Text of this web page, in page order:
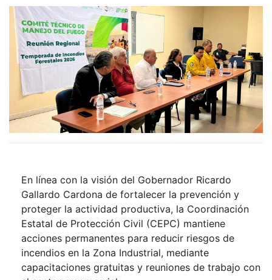
En línea con la visión del Gobernador Ricardo
Gallardo Cardona de fortalecer la prevención y
proteger la actividad productiva, la Coordinación
Estatal de Protección Civil (CEPC) mantiene
acciones permanentes para reducir riesgos de
incendios en la Zona Industrial, mediante
capacitaciones gratuitas y reuniones de trabajo con